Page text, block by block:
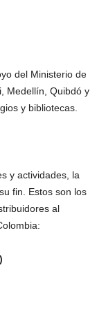
del Ministerio de
Medellín, Quibdó y
y bibliotecas.
y actividades, la
fin. Estos son los
al